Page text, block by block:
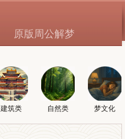
原版周公解梦
建筑类 自然类 梦文化